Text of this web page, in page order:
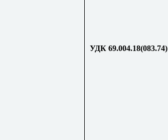
УДК 69.004.18(083.74)